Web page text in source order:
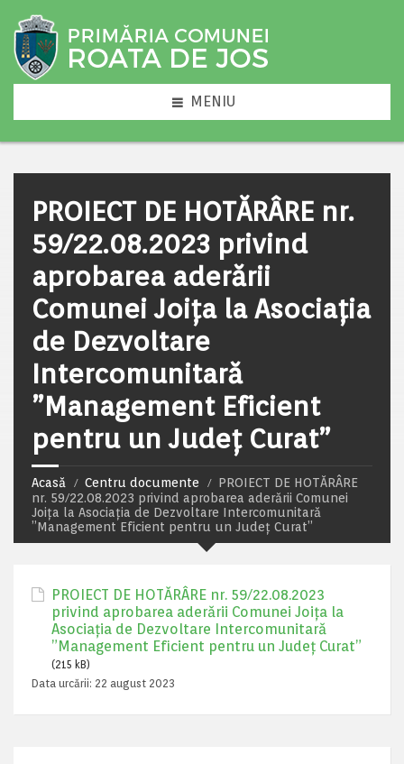
MENIU
PROIECT DE HOTĂRÂRE nr.
59/22.08.2023 privind
aprobarea aderării
Comunei Joiţa la Asociaţia
de Dezvoltare
Intercomunitară
”Management Eficient
pentru un Judeţ Curat”
Acasă Centru documente
PROIECT DE HOTĂRÂRE
nr. 59/22.08.2023 privind aprobarea aderării Comunei
Joiţa la Asociaţia de Dezvoltare Intercomunitară
”Management Eficient pentru un Judeţ Curat”
PROIECT DE HOTĂRÂRE nr. 59/22.08.2023
privind aprobarea aderării Comunei Joiţa la
Asociaţia de Dezvoltare Intercomunitară
”Management Eficient pentru un Judeţ Curat”
(215 kB)
Data urcării: 22 august 2023